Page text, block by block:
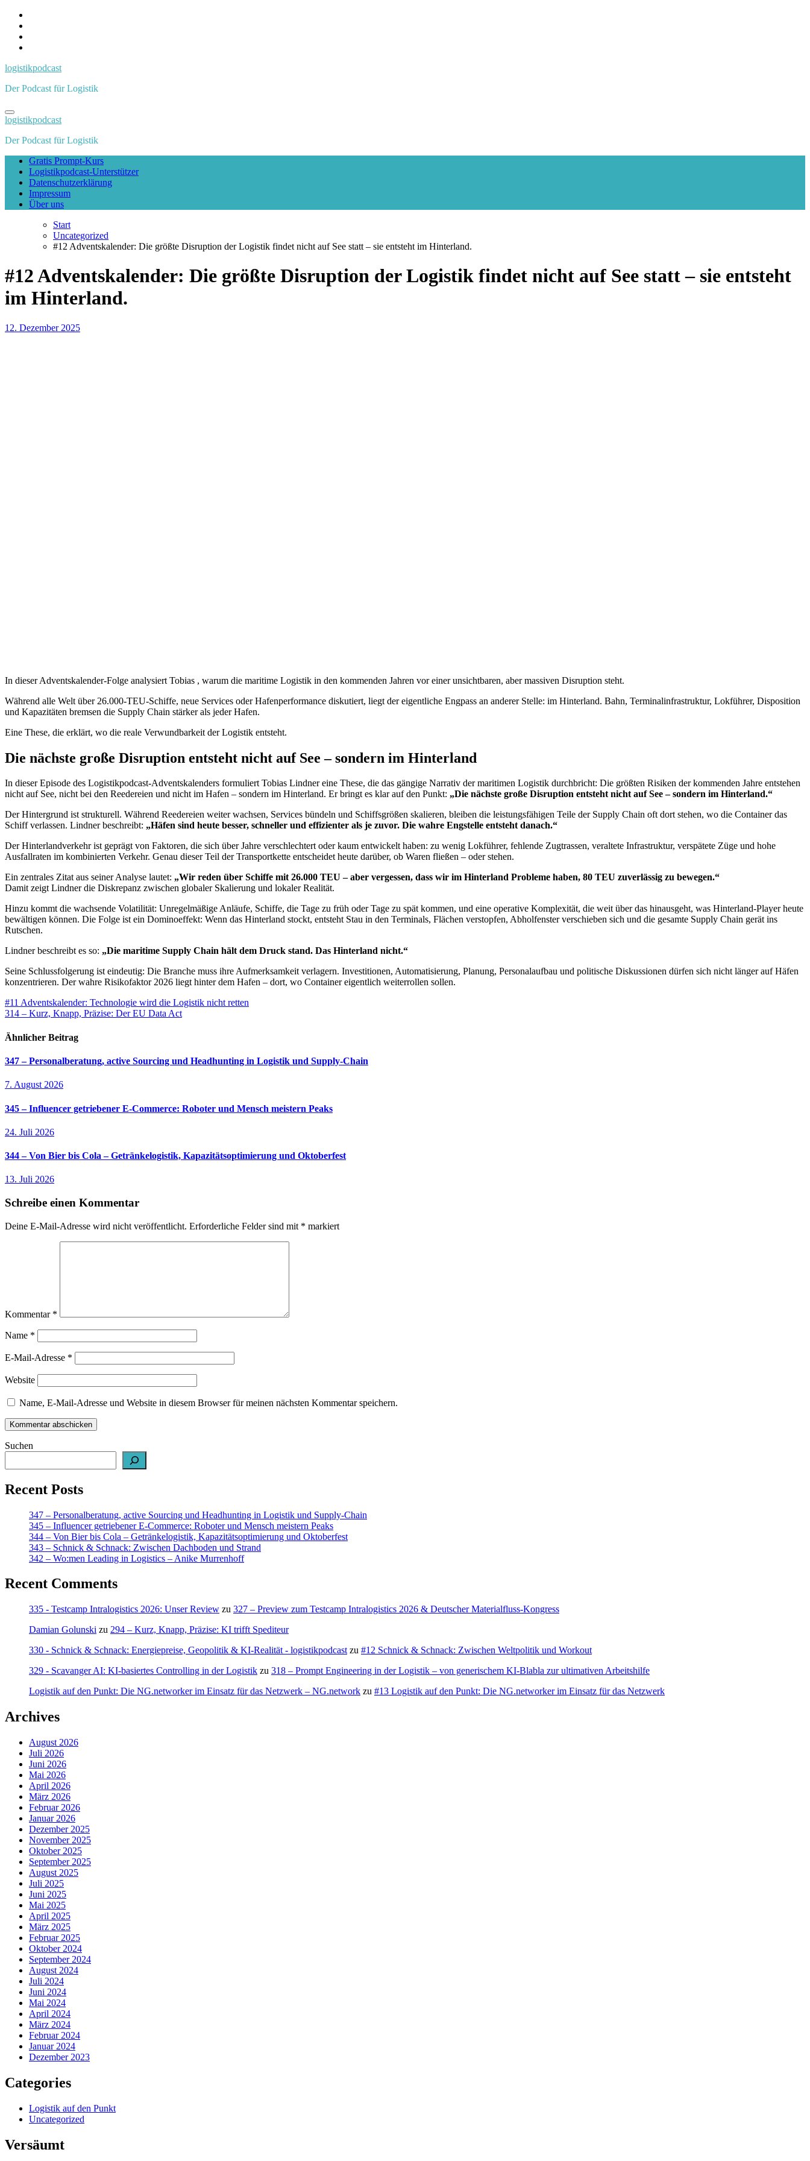
Zum
Inhalt
springen
logistikpodcast
Der Podcast für Logistik
logistikpodcast
Der Podcast für Logistik
Gratis Prompt-Kurs
Logistikpodcast-Unterstützer
Datenschutzerklärung
Impressum
Über uns
Start
Uncategorized
#12 Adventskalender: Die größte Disruption der Logistik findet nicht auf See statt – sie entsteht im Hinterland.
#12 Adventskalender: Die größte Disruption der Logistik findet nicht auf See statt – sie entsteht
im Hinterland.
12. Dezember 2025
In dieser Adventskalender-Folge analysiert Tobias , warum die maritime Logistik in den kommenden Jahren vor einer unsichtbaren, aber massiven Disruption steht.
Während alle Welt über 26.000-TEU-Schiffe, neue Services oder Hafenperformance diskutiert, liegt der eigentliche Engpass an anderer Stelle: im Hinterland. Bahn, Terminalinfrastruktur, Lokführer, Disposition
und Kapazitäten bremsen die Supply Chain stärker als jeder Hafen.
Eine These, die erklärt, wo die reale Verwundbarkeit der Logistik entsteht.
Die nächste große Disruption entsteht nicht auf See – sondern im Hinterland
In dieser Episode des Logistikpodcast-Adventskalenders formuliert Tobias Lindner eine These, die das gängige Narrativ der maritimen Logistik durchbricht: Die größten Risiken der kommenden Jahre entstehen
nicht auf See, nicht bei den Reedereien und nicht im Hafen – sondern im Hinterland. Er bringt es klar auf den Punkt: „Die nächste große Disruption entsteht nicht auf See – sondern im Hinterland.“
Der Hintergrund ist strukturell. Während Reedereien weiter wachsen, Services bündeln und Schiffsgrößen skalieren, bleiben die leistungsfähigen Teile der Supply Chain oft dort stehen, wo die Container das
Schiff verlassen. Lindner beschreibt: „Häfen sind heute besser, schneller und effizienter als je zuvor. Die wahre Engstelle entsteht danach.“
Der Hinterlandverkehr ist geprägt von Faktoren, die sich über Jahre verschlechtert oder kaum entwickelt haben: zu wenig Lokführer, fehlende Zugtrassen, veraltete Infrastruktur, verspätete Züge und hohe
Ausfallraten im kombinierten Verkehr. Genau dieser Teil der Transportkette entscheidet heute darüber, ob Waren fließen – oder stehen.
Ein zentrales Zitat aus seiner Analyse lautet: „Wir reden über Schiffe mit 26.000 TEU – aber vergessen, dass wir im Hinterland Probleme haben, 80 TEU zuverlässig zu bewegen.“
Damit zeigt Lindner die Diskrepanz zwischen globaler Skalierung und lokaler Realität.
Hinzu kommt die wachsende Volatilität: Unregelmäßige Anläufe, Schiffe, die Tage zu früh oder Tage zu spät kommen, und eine operative Komplexität, die weit über das hinausgeht, was Hinterland-Player heute
bewältigen können. Die Folge ist ein Dominoeffekt: Wenn das Hinterland stockt, entsteht Stau in den Terminals, Flächen verstopfen, Abholfenster verschieben sich und die gesamte Supply Chain gerät ins
Rutschen.
Lindner beschreibt es so: „Die maritime Supply Chain hält dem Druck stand. Das Hinterland nicht.“
Seine Schlussfolgerung ist eindeutig: Die Branche muss ihre Aufmerksamkeit verlagern. Investitionen, Automatisierung, Planung, Personalaufbau und politische Diskussionen dürfen sich nicht länger auf Häfen
konzentrieren. Der wahre Risikofaktor 2026 liegt hinter dem Hafen – dort, wo Container eigentlich weiterrollen sollen.
Beitragsnavigation
#11 Adventskalender: Technologie wird die Logistik nicht retten
314 – Kurz, Knapp, Präzise: Der EU Data Act
Ähnlicher Beitrag
347 – Personalberatung, active Sourcing und Headhunting in Logistik und Supply-Chain
7. August 2026
345 – Influencer getriebener E-Commerce: Roboter und Mensch meistern Peaks
24. Juli 2026
344 – Von Bier bis Cola – Getränkelogistik, Kapazitätsoptimierung und Oktoberfest
13. Juli 2026
Schreibe einen Kommentar
Deine E-Mail-Adresse wird nicht veröffentlicht. Erforderliche Felder sind mit * markiert
Kommentar *
Name *
E-Mail-Adresse *
Website
Name, E-Mail-Adresse und Website in diesem Browser für meinen nächsten Kommentar speichern.
Suchen
Recent Posts
347 – Personalberatung, active Sourcing und Headhunting in Logistik und Supply-Chain
345 – Influencer getriebener E-Commerce: Roboter und Mensch meistern Peaks
344 – Von Bier bis Cola – Getränkelogistik, Kapazitätsoptimierung und Oktoberfest
343 – Schnick & Schnack: Zwischen Dachboden und Strand
342 – Wo:men Leading in Logistics – Anike Murrenhoff
Recent Comments
335 - Testcamp Intralogistics 2026: Unser Review zu 327 – Preview zum Testcamp Intralogistics 2026 & Deutscher Materialfluss-Kongress
Damian Golunski zu 294 – Kurz, Knapp, Präzise: KI trifft Spediteur
330 - Schnick & Schnack: Energiepreise, Geopolitik & KI-Realität - logistikpodcast zu #12 Schnick & Schnack: Zwischen Weltpolitik und Workout
329 - Scavanger AI: KI-basiertes Controlling in der Logistik zu 318 – Prompt Engineering in der Logistik – von generischem KI-Blabla zur ultimativen Arbeitshilfe
Logistik auf den Punkt: Die NG.networker im Einsatz für das Netzwerk – NG.network zu #13 Logistik auf den Punkt: Die NG.networker im Einsatz für das Netzwerk
Archives
August 2026
Juli 2026
Juni 2026
Mai 2026
April 2026
März 2026
Februar 2026
Januar 2026
Dezember 2025
November 2025
Oktober 2025
September 2025
August 2025
Juli 2025
Juni 2025
Mai 2025
April 2025
März 2025
Februar 2025
Oktober 2024
September 2024
August 2024
Juli 2024
Juni 2024
Mai 2024
April 2024
März 2024
Februar 2024
Januar 2024
Dezember 2023
Categories
Logistik auf den Punkt
Uncategorized
Versäumt